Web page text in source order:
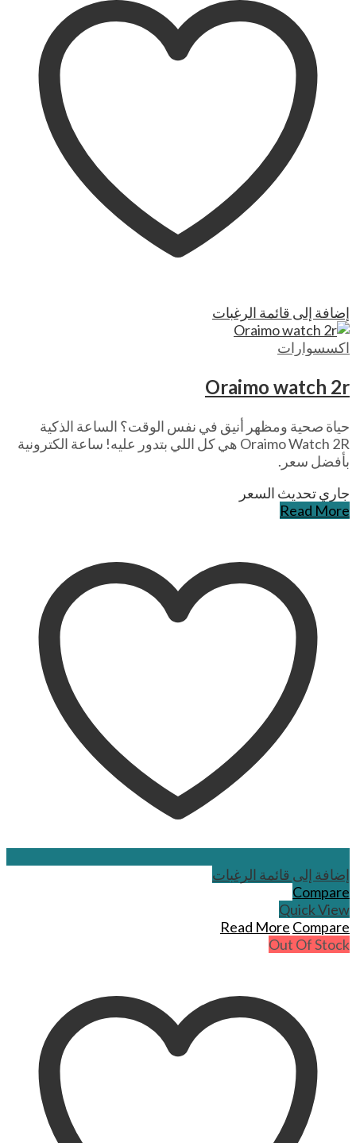
إضافة إلى قائمة الرغبات
اكسسوارات
Oraimo watch 2r
حياة صحية ومظهر أنيق في نفس الوقت؟ الساعة الذكية
Oraimo Watch 2R هي كل اللي بتدور عليه! ساعة الكترونية
بأفضل سعر.
جاري تحديث السعر
Read More
إضافة إلى قائمة الرغبات
Compare
Quick View
Read More Compare
Out Of Stock